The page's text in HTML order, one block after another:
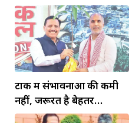
टोंक में संभावनाओं की कमी
नहीं, जरूरत है बेहतर
इंफ्रास्ट्रक्चर की